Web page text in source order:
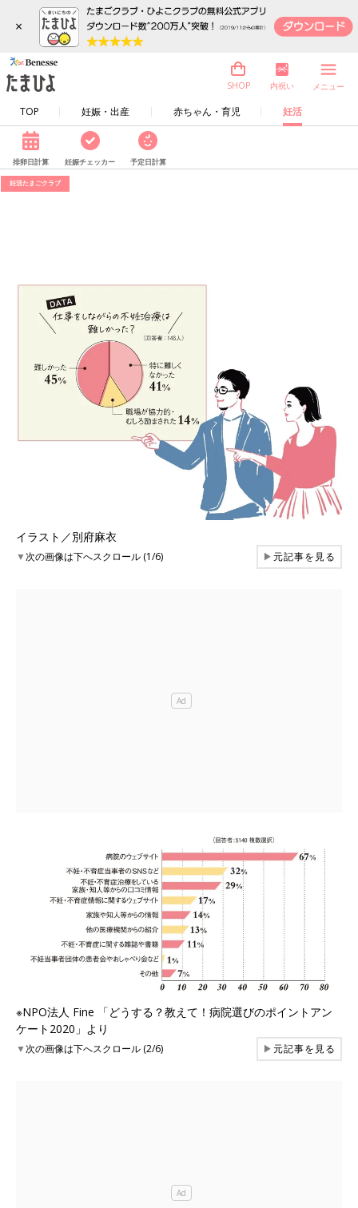
×
TOP 妊娠・出産 赤ちゃん・育児 妊活
SHOP 内祝い メニュー
排卵日計算 妊娠チェッカー 予定日計算
妊活たまごクラブ
イラスト／別府麻衣
▼次の画像は下へスクロール (1/6) ▶元記事を見る
※NPO法人 Fine 「どうする？教えて！病院選びのポイントアン
ケート2020」より
▼次の画像は下へスクロール (2/6) ▶元記事を見る